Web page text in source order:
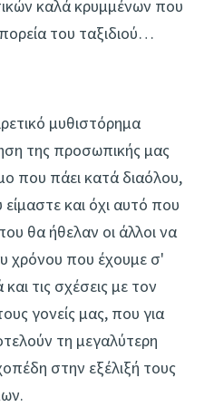
καλά κρυμμένων που
του ταξιδιού…
μυθιστόρημα
της προσωπικής μας
που πάει κατά διαόλου,
και όχι αυτό που
θα ήθελαν οι άλλοι να
χρόνου που έχουμε σ'
τις σχέσεις με τον
γονείς μας, που για
τη μεγαλύτερη
στην εξέλιξή τους